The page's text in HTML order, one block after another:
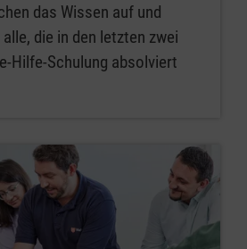
das Wissen auf und
die in den letzten zwei
Hilfe-Schulung absolviert